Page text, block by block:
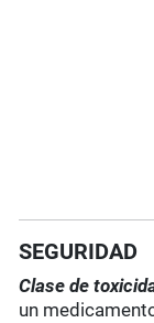
SEGURIDAD
Clase de
un